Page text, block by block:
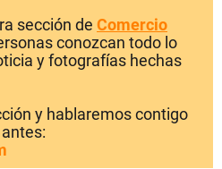
sección de Comercio
conozcan todo lo
y fotografías hechas
y hablaremos contigo